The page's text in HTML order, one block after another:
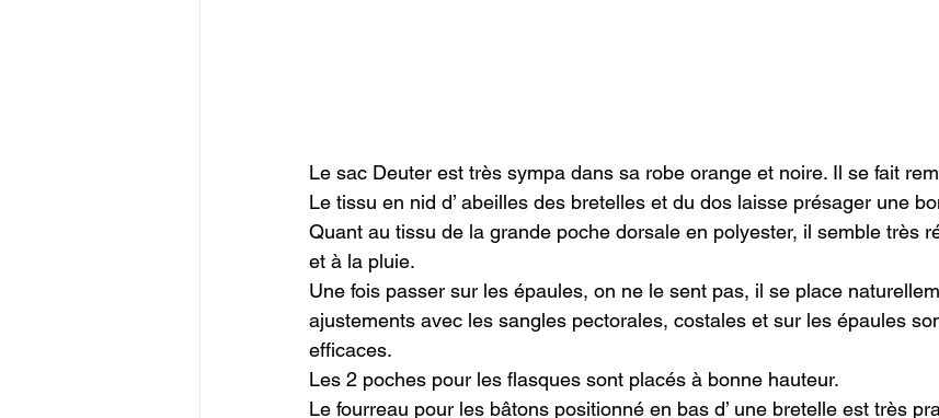
Le sac Deuter est très sympa dans sa robe orange et noire. Il se fait
Le tissu en nid d’ abeilles des bretelles et du dos laisse présager une
Quant au tissu de la grande poche dorsale en polyester, il semble très
et à la pluie.
Une fois passer sur les épaules, on ne le sent pas, il se place
ajustements avec les sangles pectorales, costales et sur les épaules
efficaces.
Les 2 poches pour les flasques sont placés à bonne hauteur.
Le fourreau pour les bâtons positionné en bas d’ une bretelle est très